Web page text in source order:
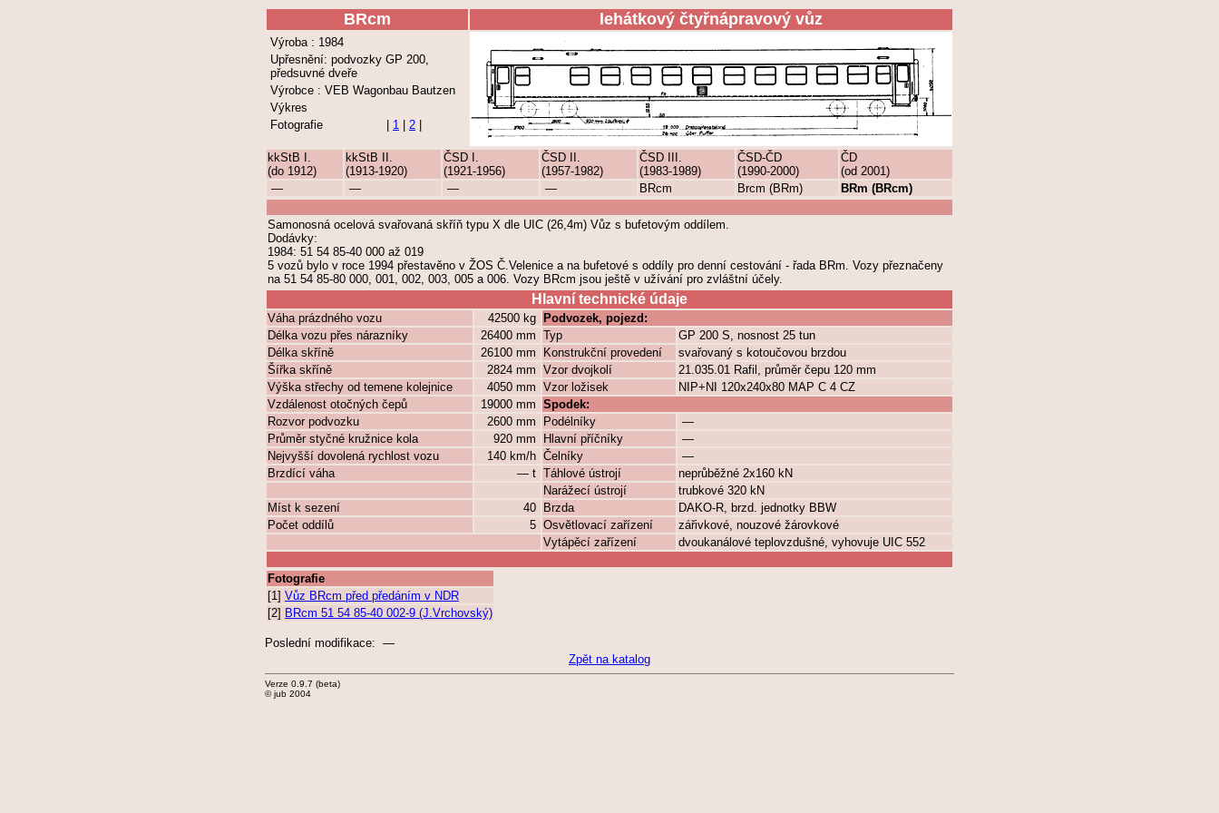
BRcm lehátkový čtyřnápravový vůz
Výroba : 1984
Upřesnění: podvozky GP 200,
předsuvné dveře
Výrobce : VEB Wagonbau Bautzen
Výkres
Fotografie
1 2
kkStB I.
(do 1912)
kkStB II.
(1913-1920)
ČSD I.
(1921-1956)
ČSD II.
(1957-1982)
ČSD III.
(1983-1989)
ČSD-ČD
(1990-2000)
ČD
(od 2001)
—
— — — BRcm Brcm (BRm) BRm (BRcm)
Samonosná ocelová svařovaná skříň typu X dle UIC (26,4m) Vůz s bufetovým oddílem.
Dodávky:
1984: 51 54 85-40 000 až 019
5 vozů bylo v roce 1994 přestavěno v ŽOS Č.Velenice a na bufetové s oddíly pro denní cestování - řada BRm. Vozy přeznačeny
na 51 54 85-80 000, 001, 002, 003, 005 a 006. Vozy BRcm jsou ještě v užívání pro zvláštní účely.
Hlavní technické údaje
Váha prázdného vozu 42500 kg
Podvozek, pojezd:
Délka vozu přes nárazníky
26400 mm Typ
GP 200 S, nosnost 25 tun
Délka skříně
26100 mm Konstrukční provedení
svařovaný s kotoučovou brzdou
Šířka skříně
2824 mm Vzor dvojkolí
21.035.01 Rafil, průměr čepu 120 mm
Výška střechy od temene kolejnice
4050 mm Vzor ložisek
NIP+NI 120x240x80 MAP C 4 CZ
Vzdálenost otočných čepů
19000 mm Spodek:
Rozvor podvozku
2600 mm Podélníky
—
Průměr styčné kružnice kola
920 mm Hlavní příčníky
—
Nejvyšší dovolená rychlost vozu
140 km/h Čelníky
—
Brzdící váha
— t Táhlové ústrojí
neprůběžné 2x160 kN
Narážecí ústrojí
trubkové 320 kN
Míst k sezení
40 Brzda
DAKO-R, brzd. jednotky BBW
Počet oddílů
5 Osvětlovací zařízení
zářivkové, nouzové žárovkové
Vytápěcí zařízení
dvoukanálové teplovzdušné, vyhovuje UIC 552
Fotografie
[1] Vůz BRcm před předáním v NDR
[2] BRcm 51 54 85-40 002-9 (J.Vrchovský)
Poslední modifikace: —
Zpět na katalog
Verze 0.9.7 (beta)
© jub 2004